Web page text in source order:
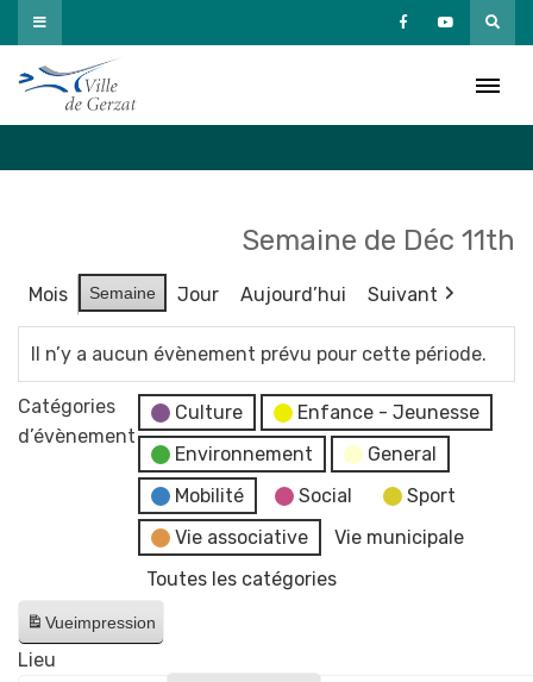
Passer
au
contenu
Semaine de Déc 11th
Mois Semaine Jour Aujourd’hui Suivant
Il n’y a aucun évènement prévu pour cette période.
Catégories
d’évènement
Culture
Enfance - Jeunesse
Environnement
General
Mobilité
Social
Sport
Vie associative
Vie municipale
Toutes les catégories
Vueimpression
Lieu